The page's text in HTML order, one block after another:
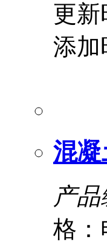
更新
添加
混
产品
格：